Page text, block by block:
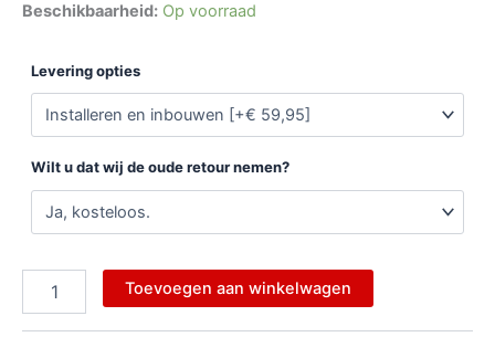
Beschikbaarheid: Op voorraad
Levering opties
Wilt u dat wij de oude retour nemen?
Toevoegen aan winkelwagen